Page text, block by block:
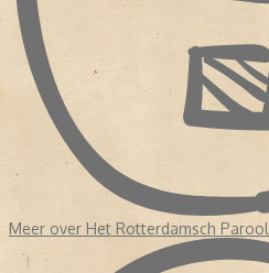
Meer over Het Rotterdamsch Parool